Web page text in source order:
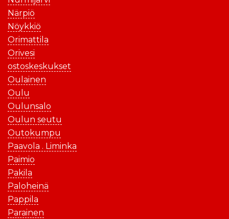
Närpiö
Nöykkiö
Orimattila
Orivesi
ostoskeskukset
Oulainen
Oulu
Oulunsalo
Oulun seutu
Outokumpu
Paavola . Liminka
Paimio
Pakila
Paloheinä
Pappila
Parainen